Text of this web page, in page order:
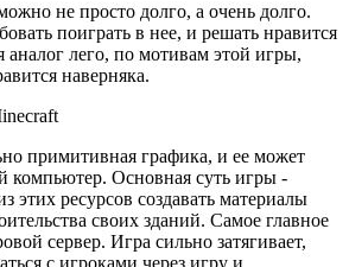
не просто долго, а очень долго.
поиграть в нее, и решать нравится
аналог лего, по мотивам этой игры,
наверняка.
примитивная графика, и ее может
компьютер. Основная суть игры -
этих ресурсов создавать материалы
своих зданий. Самое главное
сервер. Игра сильно затягивает,